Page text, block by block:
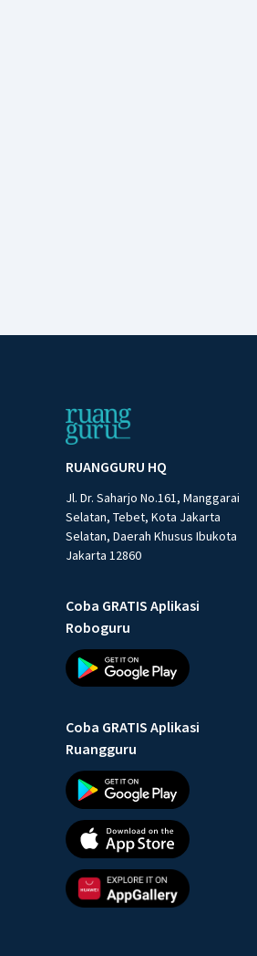
RUANGGURU HQ
Jl. Dr. Saharjo No.161, Manggarai
Selatan, Tebet, Kota Jakarta
Selatan, Daerah Khusus Ibukota
Jakarta 12860
Coba GRATIS Aplikasi
Roboguru
Coba GRATIS Aplikasi
Ruangguru